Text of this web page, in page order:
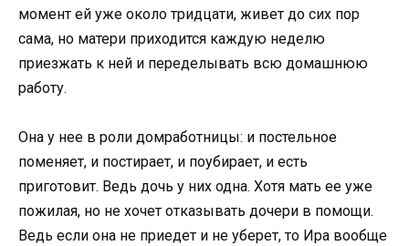
момент ей уже около тридцати, живет до сих пор
сама, но матери приходится каждую неделю
приезжать к ней и переделывать всю домашнюю
работу.
Она у нее в роли домработницы: и постельное
поменяет, и постирает, и поубирает, и есть
приготовит. Ведь дочь у них одна. Хотя мать ее уже
пожилая, но не хочет отказывать дочери в помощи.
Ведь если она не приедет и не уберет, то Ира вообще